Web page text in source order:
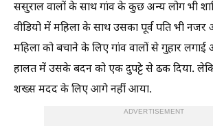
ससुराल वालों के साथ गांव के कुछ अन्य लोग भी
वीडियो में महिला के साथ उसका पूर्व पति भी
महिला को बचाने के लिए गांव वालों से गुहार
हालत में उसके बदन को एक दुपट्टे से ढक दिया.
शख्स मदद के लिए आगे नहीं आया.
ADVERTISEMENT